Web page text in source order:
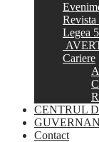
Revista
Legea
Cariere
CENTRUL
Contact